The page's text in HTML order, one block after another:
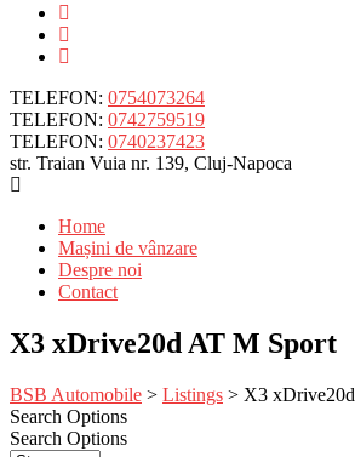
TELEFON: 0754073264
TELEFON: 0742759519
TELEFON: 0740237423
str. Traian Vuia nr. 139, Cluj-Napoca
Home
Mașini de vânzare
Despre noi
Contact
X3 xDrive20d AT M Sport
BSB Automobile > Listings > X3
Search Options
Search Options